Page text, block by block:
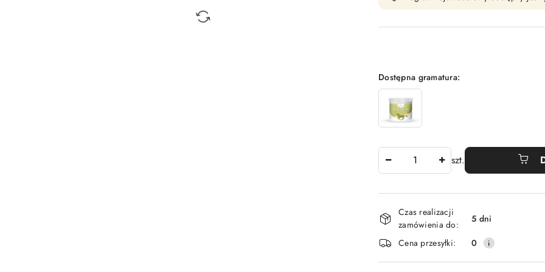
Wariant
Dostępna gramatura:
szt.
Dostępność
i
dostawa
Czas realizacji
zamówienia do:
5 dni
Cena przesyłki:
0